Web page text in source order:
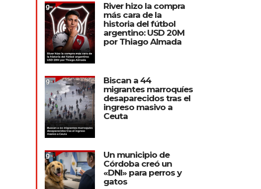
River hizo la compra
más cara de la
historia del fútbol
argentino: USD 20M
por Thiago Almada
Biscan a 44
migrantes marroquíes
desaparecidos tras el
ingreso masivo a
Ceuta
Un municipio de
Córdoba creó un
«DNI» para perros y
gatos